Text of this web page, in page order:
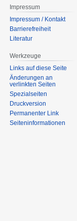
Impressum
Impressum / Kontakt
Barrierefreiheit
Literatur
Werkzeuge
Links auf diese Seite
Änderungen an
verlinkten Seiten
Spezialseiten
Druckversion
Permanenter Link
Seiten­informationen